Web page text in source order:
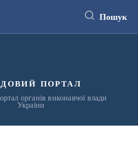
Пошук
портал
органів виконавчої влади
України